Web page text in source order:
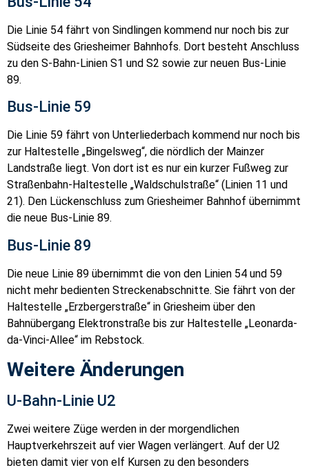
Die Linie 54 fährt von Sindlingen kommend nur noch bis zur
Südseite des Griesheimer Bahnhofs. Dort besteht Anschluss
zu den S-Bahn-Linien S1 und S2 sowie zur neuen Bus-Linie
89.
Bus-Linie 59
Die Linie 59 fährt von Unterliederbach kommend nur noch bis
zur Haltestelle „Bingelsweg“, die nördlich der Mainzer
Landstraße liegt. Von dort ist es nur ein kurzer Fußweg zur
Straßenbahn-Haltestelle „Waldschulstraße“ (Linien 11 und
21). Den Lückenschluss zum Griesheimer Bahnhof übernimmt
die neue Bus-Linie 89.
Bus-Linie 89
Die neue Linie 89 übernimmt die von den Linien 54 und 59
nicht mehr bedienten Streckenabschnitte. Sie fährt von der
Haltestelle „Erzbergerstraße“ in Griesheim über den
Bahnübergang Elektronstraße bis zur Haltestelle „Leonarda-
da-Vinci-Allee“ im Rebstock.
Weitere Änderungen
U-Bahn-Linie U2
Zwei weitere Züge werden in der morgendlichen
Hauptverkehrszeit auf vier Wagen verlängert. Auf der U2
bieten damit vier von elf Kursen zu den besonders